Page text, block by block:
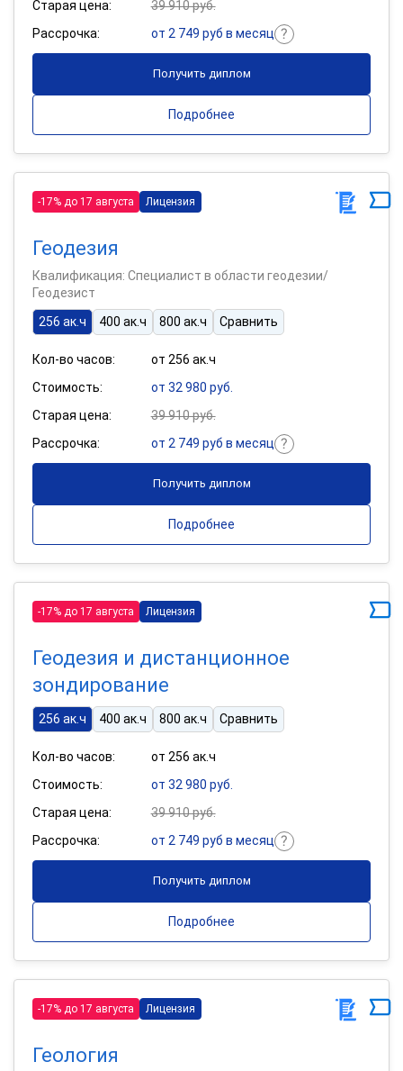
Старая цена:
39 910 руб.
Рассрочка:
от 2 749 руб в месяц
Получить диплом
Подробнее
-17% до 17 августа Лицензия
Геодезия
Квалификация: Специалист в области геодезии/
Геодезист
256 ак.ч
400 ак.ч 800 ак.ч Сравнить
Кол-во часов:
от 256 ак.ч
Стоимость:
от 32 980 руб.
Старая цена:
39 910 руб.
Рассрочка:
от 2 749 руб в месяц
Получить диплом
Подробнее
-17% до 17 августа Лицензия
Геодезия и дистанционное
зондирование
256 ак.ч 400 ак.ч 800 ак.ч Сравнить
Кол-во часов:
от 256 ак.ч
Стоимость:
от 32 980 руб.
Старая цена:
39 910 руб.
Рассрочка:
от 2 749 руб в месяц
Получить диплом
Подробнее
-17% до 17 августа Лицензия
Геология